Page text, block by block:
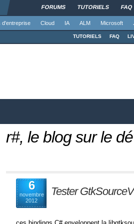
FORUMS TUTORIELS FAQ
d'entreprise Cloud IA ALM Microsoft
TUTORIELS FAQ
r#, le blog sur le
6
novembre
2012
Tester